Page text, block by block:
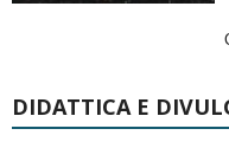
DIDATTICA E